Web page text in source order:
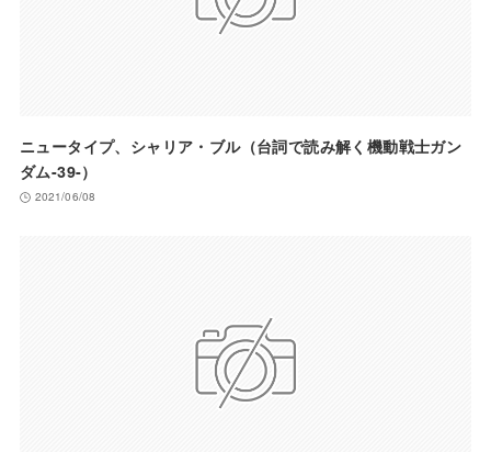
ニュータイプ、シャリア・ブル（台詞で読み解く機動戦士ガン
ダム-39-）
2021/06/08